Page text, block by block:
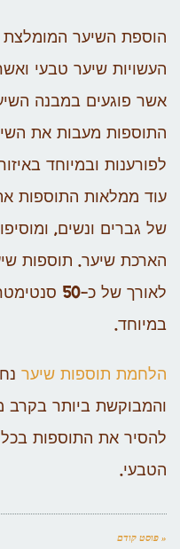
הוספת השיער המומלצת
העשויות שיער טבעי
אשר פוגעים במבנה
התוספות מעבות את
לפורענות ובמיוחד
עוד ממלאות התוספות
של גברים ונשים,
הארכת שיער. תוספות
לאורך של
במיוחד.
הלחמת תוספות שיער
והמבוקשת ביותר בקרב
להסיר את התוספות
הטבעי.
« פוסט קודם